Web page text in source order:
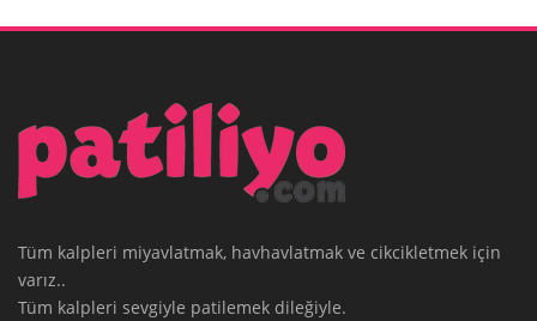
Tüm kalpleri miyavlatmak, havhavlatmak ve cikcikletmek için
varız..
Tüm kalpleri sevgiyle patilemek dileğiyle.